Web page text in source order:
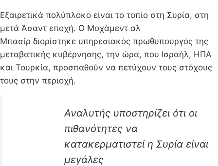
Εξαιρετικά πολύπλοκο είναι το τοπίο στη Συρία, στη
μετά Άσαντ εποχή. Ο Μοχάμεντ αλ
Μπασίρ διορίστηκε υπηρεσιακός πρωθυπουργός της
μεταβατικής κυβέρνησης, την ώρα, που Ισραήλ, ΗΠΑ
και Τουρκία, προσπαθούν να πετύχουν τους στόχους
τους στην περιοχή.
Αναλυτής υποστηρίζει ότι οι
πιθανότητες να
κατακερματιστεί η Συρία είναι
μεγάλες